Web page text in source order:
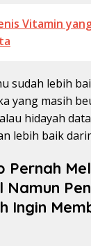
Vitamin
sudah lebih
yang masih
hidayah
lebih baik
Pernah
Ingin